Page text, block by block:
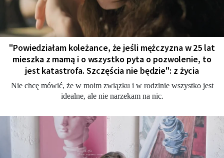
"Powiedziałam koleżance, że jeśli mężczyzna w 25 lat
mieszka z mamą i o wszystko pyta o pozwolenie, to
jest katastrofa. Szczęścia nie będzie": z życia
Nie chcę mówić, że w moim związku i w rodzinie wszystko jest
idealne, ale nie narzekam na nic.